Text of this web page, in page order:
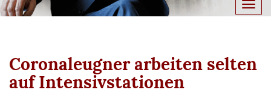
Coronaleugner arbeiten selten
auf Intensivstationen